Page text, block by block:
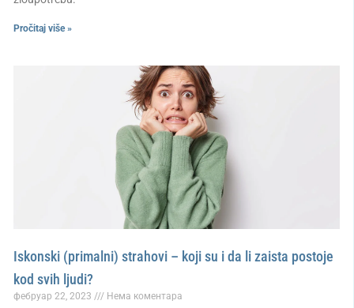
Pročitaj više »
Iskonski (primalni) strahovi – koji su i da li zaista postoje
kod svih ljudi?
фебруар 22, 2023 Нема коментара